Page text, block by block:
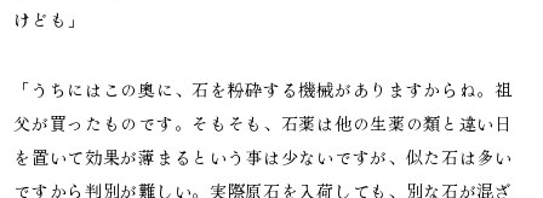
けども」
「うちにはこの奥に、石を粉砕する機械がありますからね。祖
父が買ったものです。そもそも、石薬は他の生薬の類と違い日
を置いて効果が薄まるという事は少ないですが、似た石は多い
ですから判別が難しい。実際原石を入荷しても、別な石が混ざ